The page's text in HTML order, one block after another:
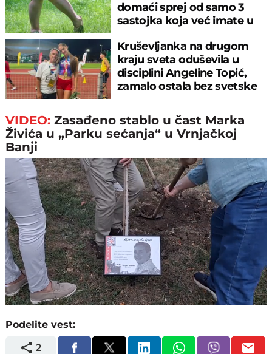
domaći sprej od samo 3
sastojka koja već imate u
Kruševljanka na drugom
kraju sveta oduševila u
disciplini Angeline Topić,
zamalo ostala bez svetske
VIDEO:Zasađeno stablo u čast Marka
Živića u „Parku sećanja“ u Vrnjačkoj
Banji
Unmute Loaded:
90.56%
Podelite vest:
2